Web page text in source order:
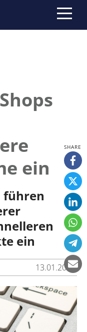
ein
führen
ein
13.01.2017